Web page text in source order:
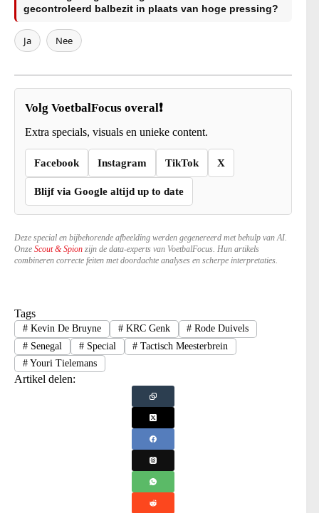
gecontroleerd balbezit in plaats van hoge pressing?
Ja Nee
Volg VoetbalFocus overal❗
Extra specials, visuals en unieke content.
Facebook Instagram TikTok X
Blijf via Google altijd up to date
Deze special en bijbehorende afbeelding werden gegenereerd met behulp van AI.
Onze Scout & Spion zijn de data-experts van VoetbalFocus. Hun artikels
combineren correcte feiten met doordachte analyses en scherpe interpretaties.
Tags
#Kevin De Bruyne #KRC Genk # Rode Duivels
#Senegal #Special # Tactisch Meesterbrein
#Youri Tielemans
Artikel delen: